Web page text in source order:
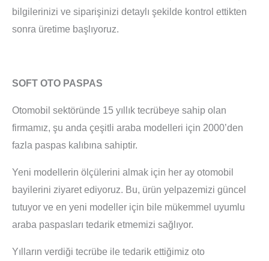
bilgilerinizi ve siparişinizi detaylı şekilde kontrol ettikten
sonra üretime başlıyoruz.
SOFT OTO PASPAS
Otomobil sektöründe 15 yıllık tecrübeye sahip olan
firmamız, şu anda çeşitli araba modelleri için 2000’den
fazla paspas kalıbına sahiptir.
Yeni modellerin ölçülerini almak için her ay otomobil
bayilerini ziyaret ediyoruz. Bu, ürün yelpazemizi güncel
tutuyor ve en yeni modeller için bile mükemmel uyumlu
araba paspasları tedarik etmemizi sağlıyor.
Yılların verdiği tecrübe ile tedarik ettiğimiz oto